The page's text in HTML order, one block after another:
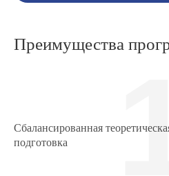
Преимущества
Сбалансированная
подготовка